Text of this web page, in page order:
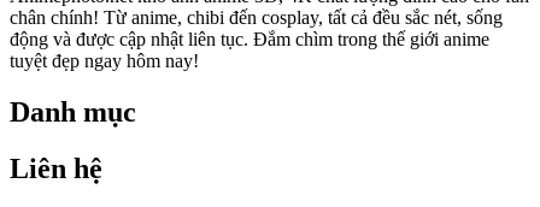
chân chính! Từ anime, chibi đến cosplay, tất cả đều sắc nét, sống
động và được cập nhật liên tục. Đắm chìm trong thế giới anime
tuyệt đẹp ngay hôm nay!
Danh mục
Liên hệ